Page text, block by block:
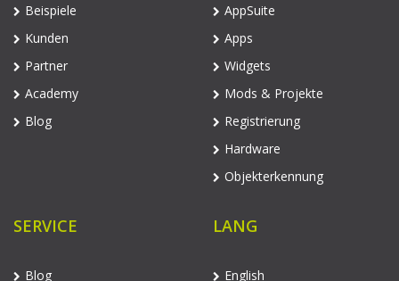
Beispiele
Kunden
Partner
Academy
Blog
AppSuite
Apps
Widgets
Mods & Projekte
Registrierung
Hardware
Objekterkennung
SERVICE
Blog
LANG
English